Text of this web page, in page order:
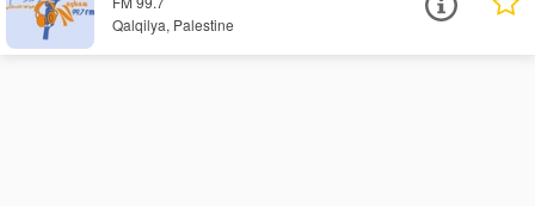
Qalqilya, Palestine